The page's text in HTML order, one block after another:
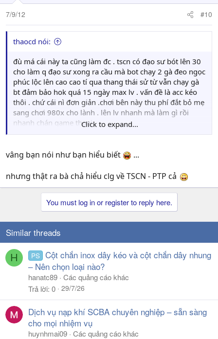
7/9/12 #10
thaocd nói:
đù má cái này ta cũng làm đc . tscn có đạo sư bót lên 30
cho làm q đạo sư xong ra cầu mà bot chạy 2 gà đeo ngọc
phúc lộc lên cao cao tí qua thang thái sử từ vẫn chạy gà
bt đảm bảo hok quá 15 ngày max lv . vấn đề là acc kéo
thôi . chứ cái nì đơn giản .chơi bên này thu phí đắt bỏ mẹ
sang chơi 980x cho lành . lên lv nhanh mà làm gì rồi
nhanh chán game thoai .
nhưng dù sao cũng
pp cho chủ pic
Click to expand...
vâng bạn nói như bạn hiểu biết
...
nhưng thật ra bà chả hiểu clg về TSCN - PTP cả
You must log in or register to reply here.
Similar threads
H PS Cột chắn inox dây kéo và cột chắn dây nhung
– Nên chọn loại nào?
hanatc89 Các quảng cáo khác
Trả lời 0 29/7/26
Dịch vụ nạp khí SCBA chuyên nghiệp – sẵn sàng
cho mọi nhiệm vụ
huynhmai09 Các quảng cáo khác